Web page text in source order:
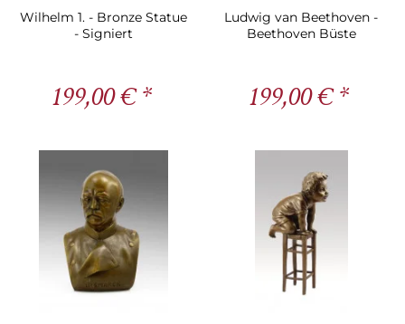
Wilhelm 1. - Bronze Statue
- Signiert
199,00 € *
Ludwig van Beethoven -
Beethoven Büste
199,00 € *